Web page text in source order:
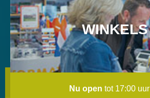
WINKELS
Nu open tot 17:00 uur